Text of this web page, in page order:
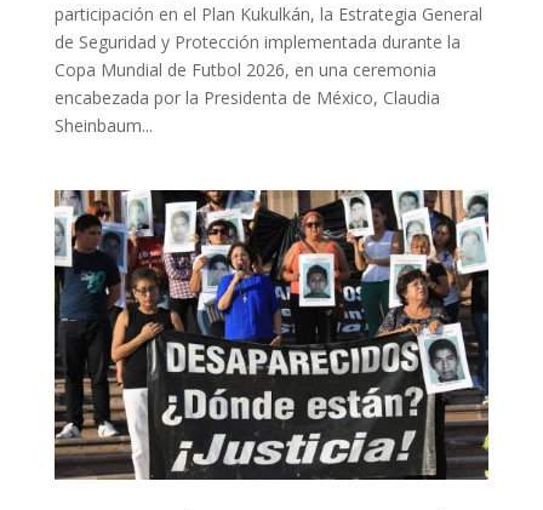
participación en el Plan Kukulkán, la Estrategia General
de Seguridad y Protección implementada durante la
Copa Mundial de Futbol 2026, en una ceremonia
encabezada por la Presidenta de México, Claudia
Sheinbaum...